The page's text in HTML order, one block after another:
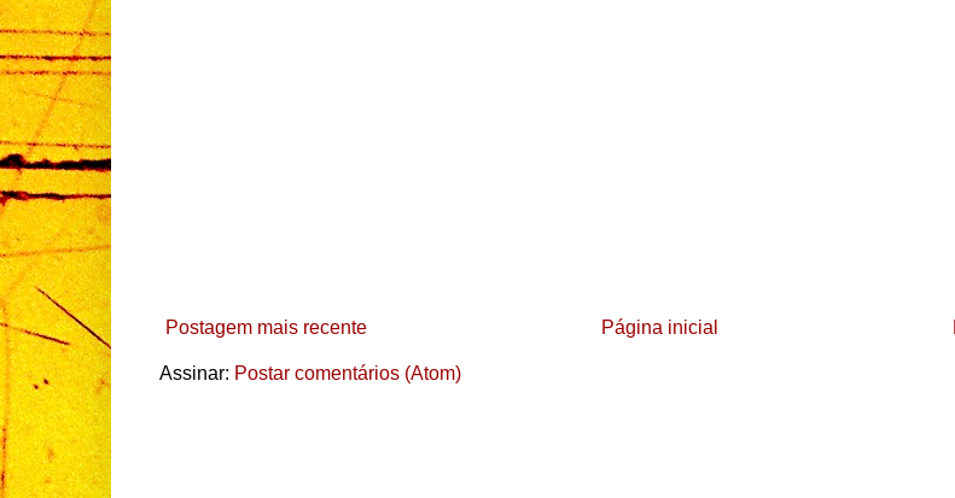
Postagem mais recente Página inicial
Assinar: Postar comentários (Atom)